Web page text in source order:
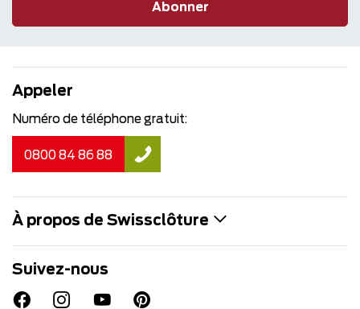
Abonner
Appeler
Numéro de téléphone gratuit:
0800 84 86 88
À propos de Swissclôture
Suivez-nous